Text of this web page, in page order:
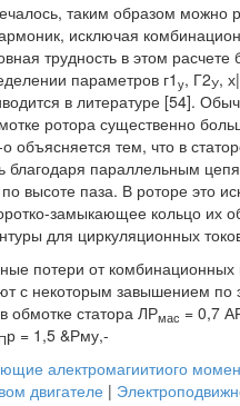
таким образом можно
исключая
трудность в этом расчете
параметров г1 у, Г2У, х|
в литературе [54].
ротора существенно
объясняется тем, что в
благодаря параллельным
высоте паза. В роторе это
замыкающее кольцо их
для циркуляционных
потери от комбинационных
с некоторым завышением по
обмотке статора ЛРмас = 0,7
р = 1,5 &Рму,-
алектромагиитиого
двигателе |